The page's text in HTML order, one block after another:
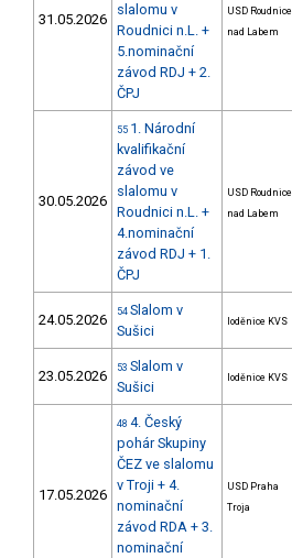
31.05.2026
slalomu v
Roudnici n.L. +
5.nominační
závod RDJ + 2.
ČPJ
USD Roudnice
nad Labem
30.05.2026
55 1. Národní
kvalifikační
závod ve
slalomu v
Roudnici n.L. +
4.nominační
závod RDJ + 1.
ČPJ
USD Roudnice
nad Labem
24.05.2026 54 Slalom v
Sušici
loděnice KVS
23.05.2026 53 Slalom v
Sušici
loděnice KVS
17.05.2026
48 4. Český
pohár Skupiny
ČEZ ve slalomu
v Troji + 4.
nominační
závod RDA + 3.
nominační
USD Praha
Troja